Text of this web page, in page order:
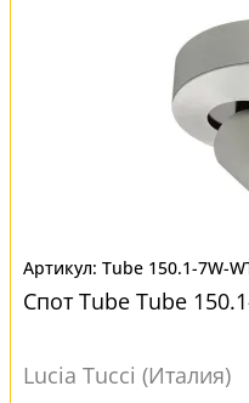
Tube 150.1-7W-
Спот Tube Tube
Lucia Tucci (Италия)